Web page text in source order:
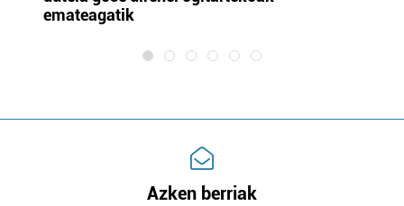
emateagatik
Azken berriak